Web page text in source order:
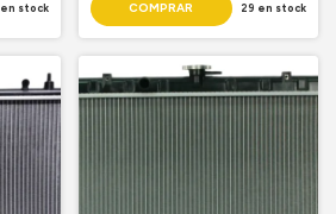
en stock 29 en stock